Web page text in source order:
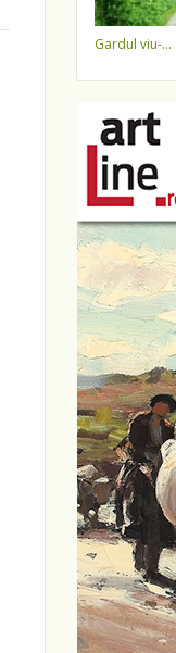
gardul viu-minune!